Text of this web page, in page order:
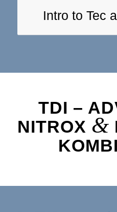
Intro to Tec
TDI –
NITROX &